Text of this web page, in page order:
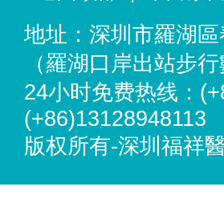
地址：深圳市羅湖
（羅湖口岸出站步行
24小时免费热线：
(+86)13128948113
版权所有-深圳福祥